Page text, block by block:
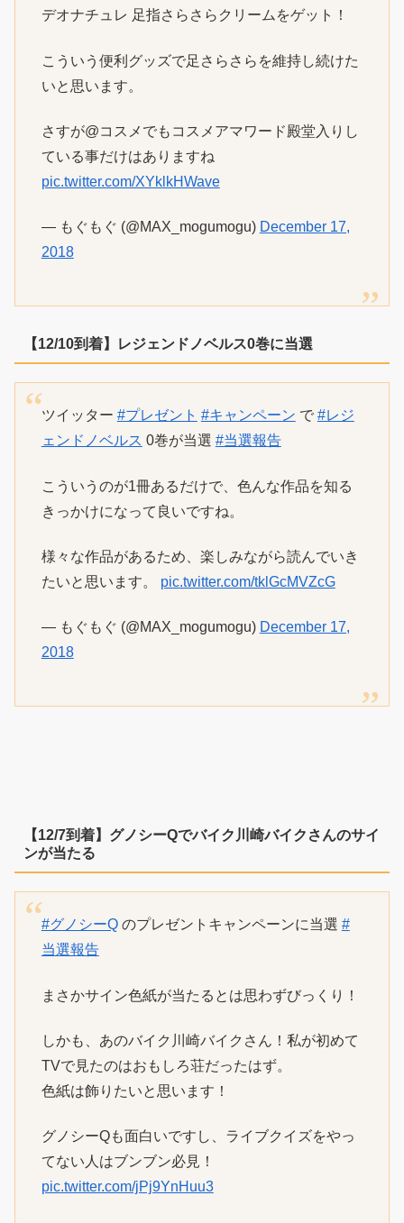
デオナチュレ 足指さらさらクリームをゲット！
こういう便利グッズで足さらさらを維持し続けた
いと思います。
さすが@コスメでもコスメアマワード殿堂入りし
ている事だけはありますね
pic.twitter.com/XYklkHWave
— もぐもぐ (@MAX_mogumogu) December 17,
2018
【12/10到着】レジェンドノベルス0巻に当選
ツイッター #プレゼント #キャンペーン で #レジ
ェンドノベルス 0巻が当選 #当選報告
こういうのが1冊あるだけで、色んな作品を知る
きっかけになって良いですね。
様々な作品があるため、楽しみながら読んでいき
たいと思います。 pic.twitter.com/tklGcMVZcG
— もぐもぐ (@MAX_mogumogu) December 17,
2018
【12/7到着】グノシーQでバイク川崎バイクさんのサイ
ンが当たる
#グノシーQのプレゼントキャンペーンに当選 #
当選報告
まさかサイン色紙が当たるとは思わずびっくり！
しかも、あのバイク川崎バイクさん！私が初めて
TVで見たのはおもしろ荘だったはず。
色紙は飾りたいと思います！
グノシーQも面白いですし、ライブクイズをやっ
てない人はブンブン必見！
pic.twitter.com/jPj9YnHuu3